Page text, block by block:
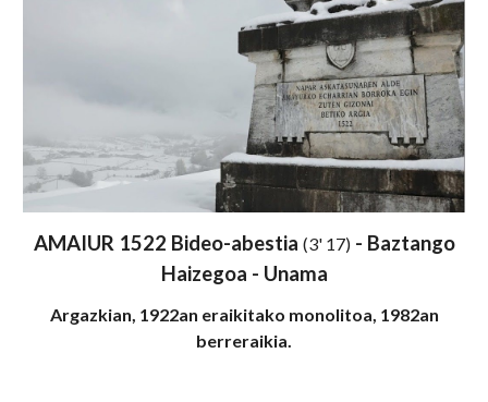
AMAIUR 1522 Bideo-abestia (3' 17)- Baztango
Haizegoa - Unama
Argazkian, 1922an eraikitako monolitoa, 1982an
berreraikia.